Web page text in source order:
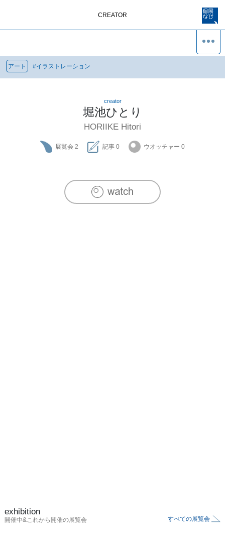
CREATOR
アート #イラストレーション
creator
堀池ひとり
HORIIKE Hitori
展覧会 2 記事 0 ウオッチャー 0
exhibition
開催中&これから開催の展覧会 すべての展覧会